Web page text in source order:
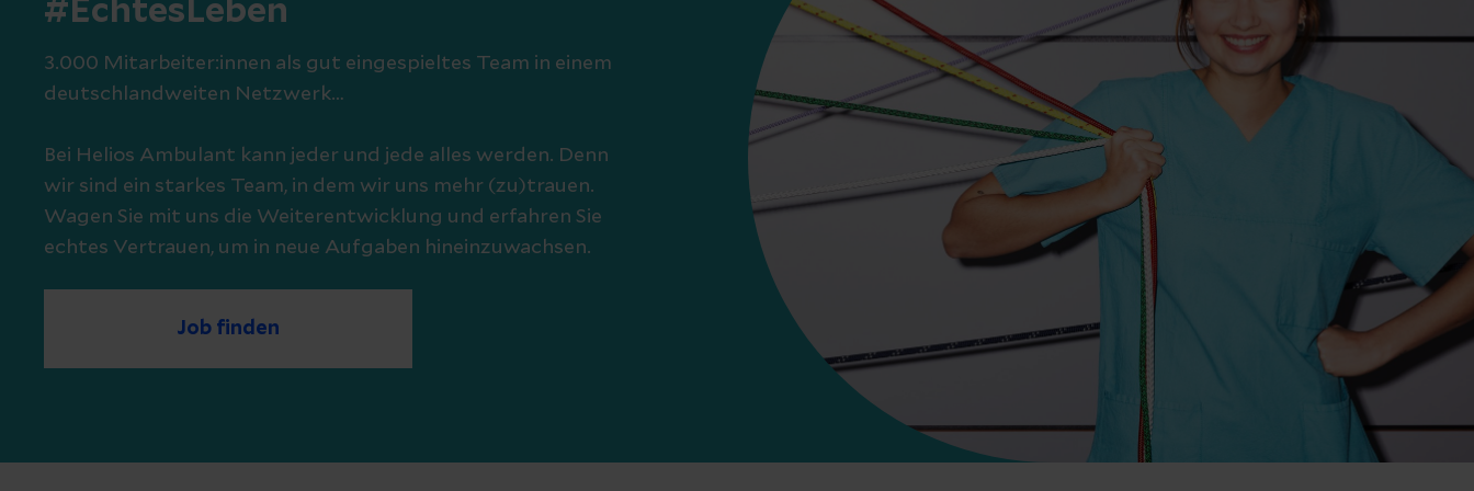
#EchtesLeben
3.000 Mitarbeiter:innen als gut eingespieltes Team in einem
deutschlandweiten Netzwerk…
Bei Helios Ambulant kann jeder und jede alles werden. Denn
wir sind ein starkes Team, in dem wir uns mehr (zu)trauen.
Wagen Sie mit uns die Weiterentwicklung und erfahren Sie
echtes Vertrauen, um in neue Aufgaben hineinzuwachsen.
Job finden